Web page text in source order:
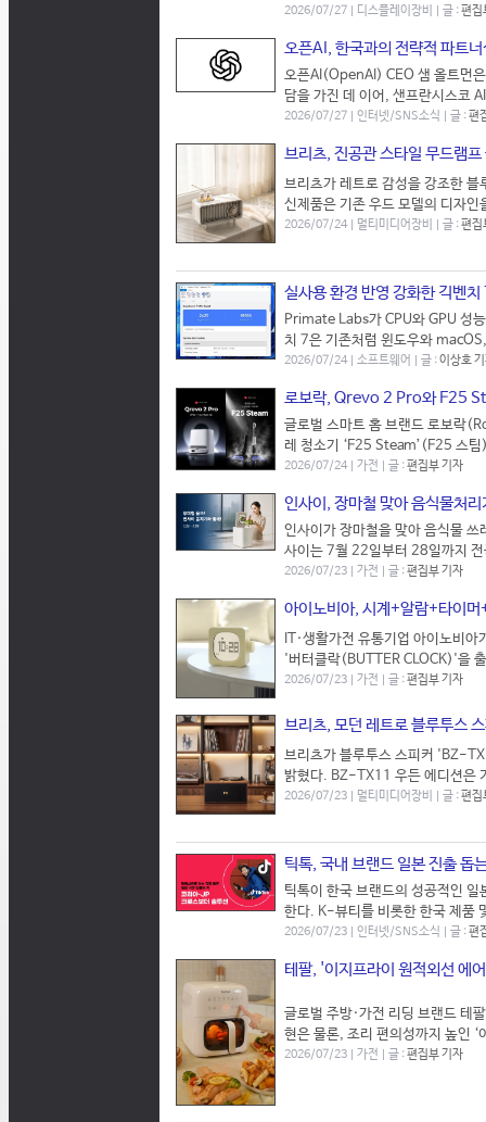
2026/07/27 | 디스플레이장비 | 글 :편집
오픈AI, 한국과의 전략적 파트너
오픈AI(OpenAI) CEO 샘 올트먼
담을 가진 데 이어, 샌프란시스코
2026/07/27 | 인터넷/SNS소식 | 글 :편
브리츠, 진공관 스타일 무드램
브리츠가 레트로 감성을 강조한
신제품은 기존 우드 모델의 디자
2026/07/24 | 멀티미디어장비 | 글 :편집
실사용 환경 반영 강화한 긱벤치
Primate Labs가 CPU와 GPU 성
치 7은 기존처럼 윈도우와
2026/07/24 | 소프트웨어 | 글 :이상호
로보락, Qrevo 2 Pro와 F25
글로벌 스마트 홈 브랜드 로보락
레 청소기 ‘F25 Steam’(F25 스
2026/07/24 | 가전 | 글 :편집부 기자
인사이, 장마철 맞아 음식물처
인사이가 장마철을 맞아 음식물
사이는 7월 22일부터 28일까지
2026/07/23 | 가전 | 글 :편집부 기자
아이노비아, 시계+알람+타이머
IT·생활가전 유통기업 아이노비
'버터클락(BUTTER CLOCK)'을
2026/07/23 | 가전 | 글 :편집부 기자
브리츠, 모던 레트로 블루투스
브리츠가 블루투스 스피커 'BZ-
밝혔다. BZ-TX11 우든 에디션은
2026/07/23 | 멀티미디어장비 | 글 :편집
틱톡, 국내 브랜드 일본 진출 돕
틱톡이 한국 브랜드의 성공적인
한다. K-뷰티를 비롯한 한국 제품
2026/07/23 | 인터넷/SNS소식 | 글 :편
테팔, '이지프라이 원적외선 에
글로벌 주방·가전 리딩 브랜드 테
현은 물론, 조리 편의성까지 높인
2026/07/23 | 가전 | 글 :편집부 기자